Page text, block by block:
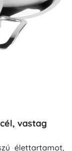
vastag
élettartamot,